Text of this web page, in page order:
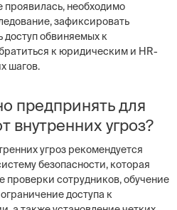
проявилась, необходимо
зафиксировать
доступ обвиняемых к
к юридическим и HR-
шагов.
предпринять для
внутренних угроз?
угроз рекомендуется
безопасности, которая
проверки сотрудников, обучение
доступа к